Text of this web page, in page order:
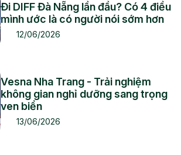
Đi DIFF Đà Nẵng lần đầu? Có 4 điều
mình ước là có người nói sớm hơn
12/06/2026
Vesna Nha Trang - Trải nghiệm
không gian nghỉ dưỡng sang trọng
ven biển
13/06/2026